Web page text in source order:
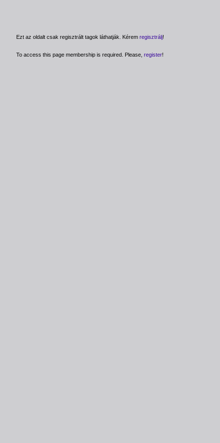
Ezt az oldalt csak regisztrált tagok láthatják. Kérem regisztrálj!
To access this page membership is required. Please, register!